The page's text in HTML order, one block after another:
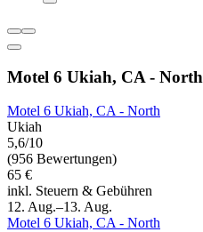
Motel 6 Ukiah, CA - North
Motel 6 Ukiah, CA - North
Ukiah
5,6/10
(956 Bewertungen)
65 €
inkl. Steuern & Gebühren
12. Aug.–13. Aug.
Motel 6 Ukiah, CA - North